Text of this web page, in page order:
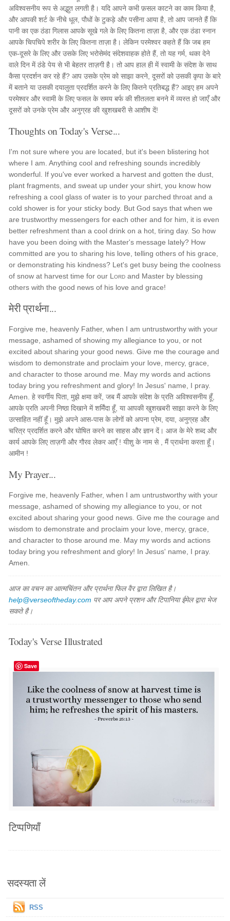
अविश्वसनीय रूप से अद्भुत लगती है। यदि आपने कभी फ़सल काटने का काम किया है,
और आपकी शर्ट के नीचे धूल, पौधों के टुकड़े और पसीना आया है, तो आप जानते हैं कि
पानी का एक ठंडा गिलास आपके सूखे गले के लिए कितना ताज़ा है, और एक ठंडा स्नान
आपके चिपचिपे शरीर के लिए कितना ताज़ा है। लेकिन परमेश्वर कहते हैं कि जब हम
एक-दूसरे के लिए और उसके लिए भरोसेमंद संदेशवाहक होते हैं, तो यह गर्म, थका देने
वाले दिन में ठंडे पेय से भी बेहतर ताज़गी है। तो आप हाल ही में स्वामी के संदेश के साथ
कैसा प्रदर्शन कर रहे हैं? आप उसके प्रेम को साझा करने, दूसरों को उसकी कृपा के बारे
में बताने या उसकी दयालुता प्रदर्शित करने के लिए कितने प्रतिबद्ध हैं? आइए हम अपने
परमेश्वर और स्वामी के लिए फसल के समय बर्फ की शीतलता बनने में व्यस्त हो जाएँ और
दूसरों को उनके प्रेम और अनुग्रह की खुशखबरी से आशीष दें!
Thoughts on Today's Verse...
I'm not sure where you are located, but it's been blistering hot
where I am. Anything cool and refreshing sounds incredibly
wonderful. If you've ever worked a harvest and gotten the dust,
plant fragments, and sweat up under your shirt, you know how
refreshing a cool glass of water is to your parched throat and a
cold shower is for your sticky body. But God says that when we
are trustworthy messengers for each other and for him, it is even
better refreshment than a cool drink on a hot, tiring day. So how
have you been doing with the Master's message lately? How
committed are you to sharing his love, telling others of his grace,
or demonstrating his kindness? Let's get busy being the coolness
of snow at harvest time for our Lord and Master by blessing
others with the good news of his love and grace!
मेरी प्रार्थना...
Forgive me, heavenly Father, when I am untrustworthy with your
message, ashamed of showing my allegiance to you, or not
excited about sharing your good news. Give me the courage and
wisdom to demonstrate and proclaim your love, mercy, grace,
and character to those around me. May my words and actions
today bring you refreshment and glory! In Jesus' name, I pray.
Amen. हे स्वर्गीय पिता, मुझे क्षमा करें, जब मैं आपके संदेश के प्रति अविश्वसनीय हूँ,
आपके प्रति अपनी निष्ठा दिखाने में शर्मिंदा हूँ, या आपकी खुशखबरी साझा करने के लिए
उत्साहित नहीं हूँ। मुझे अपने आस-पास के लोगों को अपना प्रेम, दया, अनुग्रह और
चरित्र प्रदर्शित करने और घोषित करने का साहस और ज्ञान दें। आज के मेरे शब्द और
कार्य आपके लिए ताज़गी और गौरव लेकर आएँ ! यीशु के नाम से , मैं प्रार्थना करता हूँ।
आमीन !
My Prayer...
Forgive me, heavenly Father, when I am untrustworthy with your
message, ashamed of showing my allegiance to you, or not
excited about sharing your good news. Give me the courage and
wisdom to demonstrate and proclaim your love, mercy, grace,
and character to those around me. May my words and actions
today bring you refreshment and glory! In Jesus' name, I pray.
Amen.
आज का वचन का आत्मचिंतन और प्रार्थना फिल वैर द्वारा लिखित है।
help@verseoftheday.com पर आप अपने प्रशन और टिपानिया ईमेल द्वारा भेज
सकते है।
Today's Verse Illustrated
Save
टिप्पणियाँ
सदस्यता लें
RSS